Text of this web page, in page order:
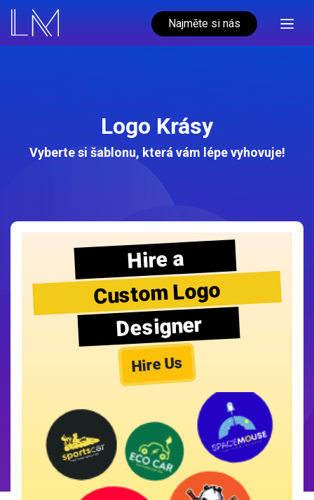
Najměte si nás
Logo Krásy
Vyberte si šablonu, která vám lépe vyhovuje!
Hire a
Custom Logo
Designer
Hire Us